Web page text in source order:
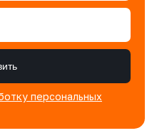
персональных